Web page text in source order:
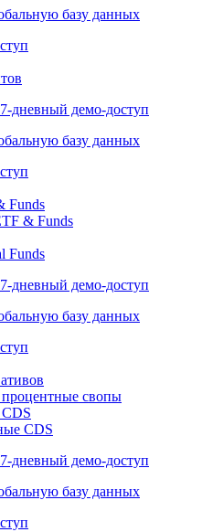
SPO
7-дневный
базу данных
7-дневный
базу данных
& Funds
Funds
7-дневный
базу данных
свопы
CDS
7-дневный